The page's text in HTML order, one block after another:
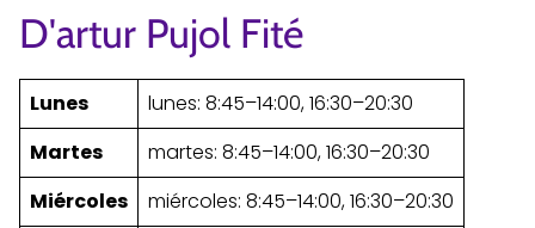
D'artur Pujol Fité
Lunes
lunes: 8:45–14:00, 16:30–20:30
Martes
martes: 8:45–14:00, 16:30–20:30
Miércoles
miércoles: 8:45–14:00, 16:30–20:30